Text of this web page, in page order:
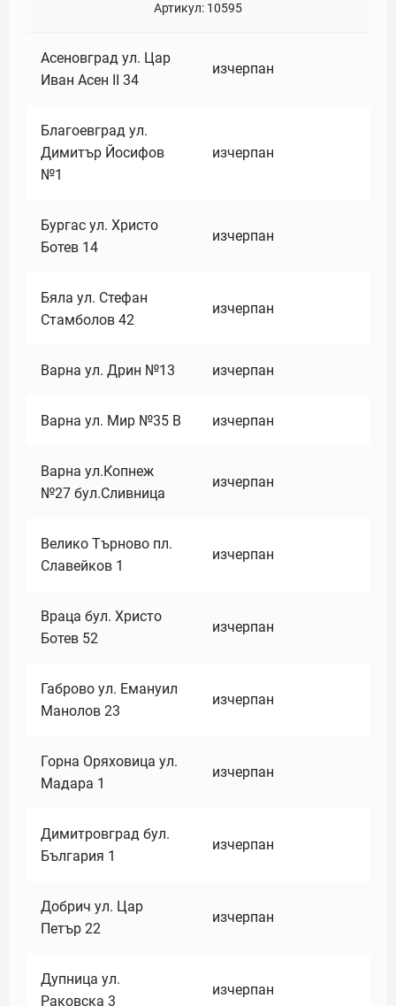
Артикул: 10595
Асеновград ул. Цар
Иван Асен II 34
изчерпан
Благоевград ул.
Димитър Йосифов
№1
изчерпан
Бургас ул. Христо
Ботев 14
изчерпан
Бяла ул. Стефан
Стамболов 42
изчерпан
Варна ул. Дрин №13 изчерпан
Варна ул. Мир №35 В изчерпан
Варна ул.Копнеж
№27 бул.Сливница
изчерпан
Велико Търново пл.
Славейков 1
изчерпан
Враца бул. Христо
Ботев 52
изчерпан
Габрово ул. Емануил
Манолов 23
изчерпан
Горна Оряховица ул.
Мадара 1
изчерпан
Димитровград бул.
България 1
изчерпан
Добрич ул. Цар
Петър 22
изчерпан
Дупница ул.
Раковска 3
изчерпан